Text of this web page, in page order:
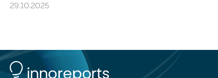
fünf Jahren erforschen, wie Bakterien auf
Insektenblume. Das Bundesministerium für Forschung,
Technologie und Raumfahrt (BMFTR) fördert das
29.10.2025